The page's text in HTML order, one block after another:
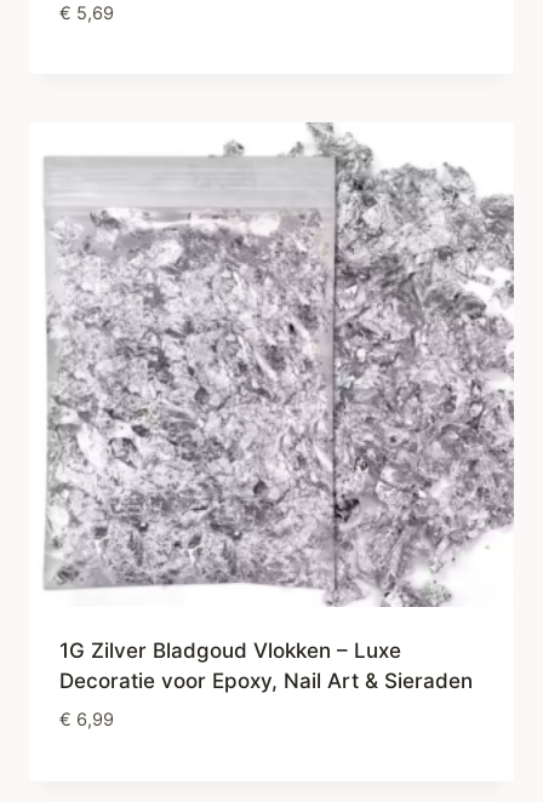
€ 5,69
1G Zilver Bladgoud Vlokken – Luxe
Decoratie voor Epoxy, Nail Art & Sieraden
€ 6,99